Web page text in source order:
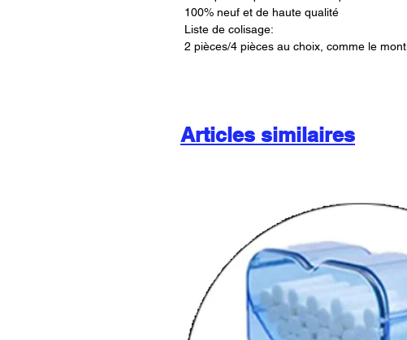
100% neuf et de haute qualité
Liste de colisage:
2 pièces/4 pièces au choix, comme le
Articles similaires